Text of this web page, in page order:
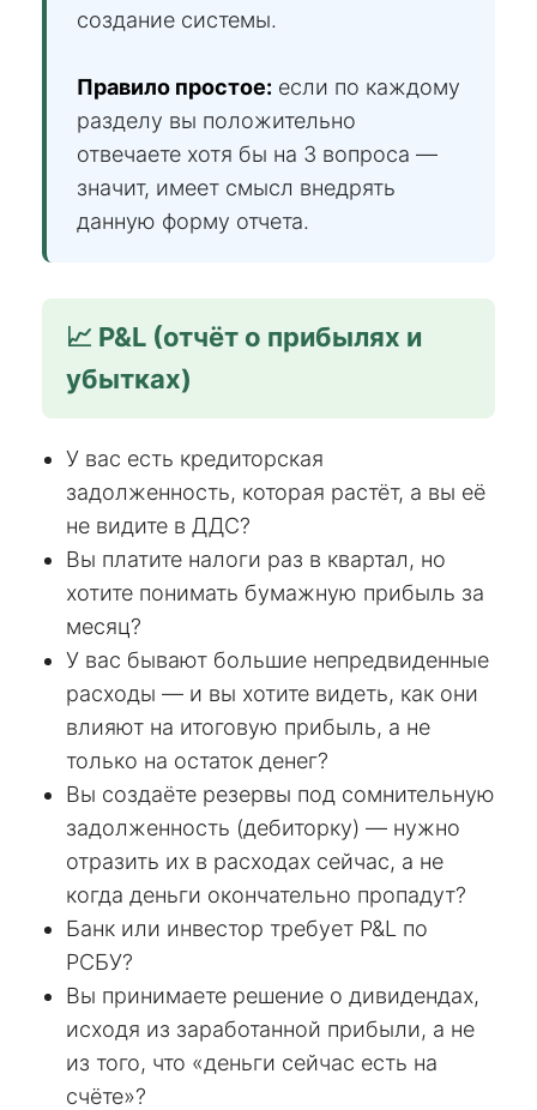
создание системы.
Правило простое: если по каждому
разделу вы положительно
отвечаете хотя бы на 3 вопроса —
значит, имеет смысл внедрять
данную форму отчета.
📈 P&L (отчёт о прибылях и
убытках)
У вас есть кредиторская
задолженность, которая растёт, а вы её
не видите в ДДС?
Вы платите налоги раз в квартал, но
хотите понимать бумажную прибыль за
месяц?
У вас бывают большие непредвиденные
расходы — и вы хотите видеть, как они
влияют на итоговую прибыль, а не
только на остаток денег?
Вы создаёте резервы под сомнительную
задолженность (дебиторку) — нужно
отразить их в расходах сейчас, а не
когда деньги окончательно пропадут?
Банк или инвестор требует P&L по
РСБУ?
Вы принимаете решение о дивидендах,
исходя из заработанной прибыли, а не
из того, что «деньги сейчас есть на
счёте»?